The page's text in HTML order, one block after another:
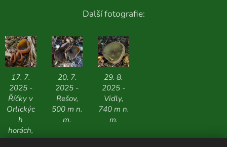
Další fotografie:
17. 7.
2025 -
Říčky v
Orlickýc
h
horách,
855 m n.
20. 7.
2025 -
Rešov,
500 m n.
m.
29. 8.
2025 -
Vidly,
740 m n.
m.